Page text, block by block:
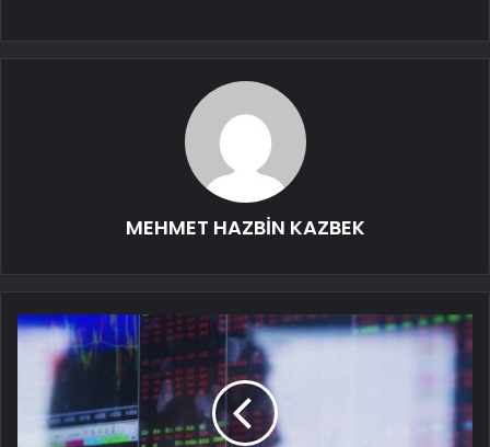
MEHMET HAZBİN KAZBEK